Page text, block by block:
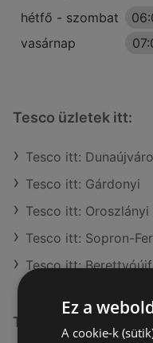
hétfő - szombat
vasárnap
Tesco üzletek itt:
Tesco itt:
Tesco itt: Gárdonyi
Tesco itt: Oroszlányi
Tesco itt: Sopron-
Tesco itt:
További linkek
Ez a
A cookie-k